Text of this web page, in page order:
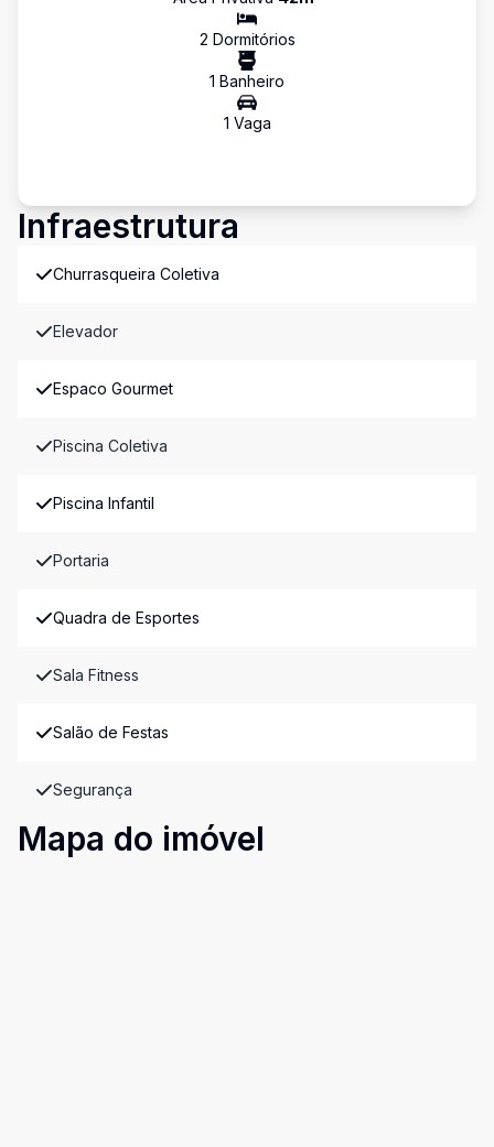
2 Dormitórios
1 Banheiro
1 Vaga
Infraestrutura
Churrasqueira Coletiva
Elevador
Espaco Gourmet
Piscina Coletiva
Piscina Infantil
Portaria
Quadra de Esportes
Sala Fitness
Salão de Festas
Segurança
Mapa do imóvel